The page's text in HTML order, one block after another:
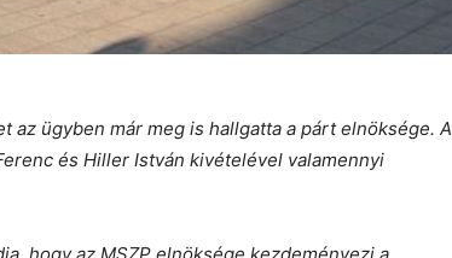
ügyben már meg is hallgatta a párt elnöksége. A
és Hiller István kivételével valamennyi